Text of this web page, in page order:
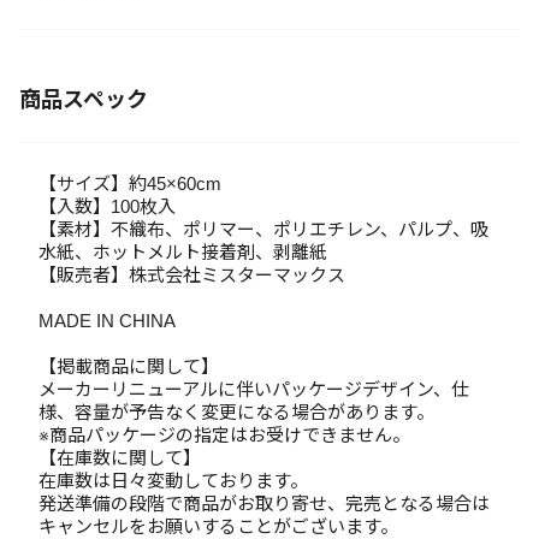
商品スペック
【サイズ】約45×60cm
【入数】100枚入
【素材】不織布、ポリマー、ポリエチレン、パルプ、吸
水紙、ホットメルト接着剤、剥離紙
【販売者】株式会社ミスターマックス
MADE IN CHINA
【掲載商品に関して】
メーカーリニューアルに伴いパッケージデザイン、仕
様、容量が予告なく変更になる場合があります。
※商品パッケージの指定はお受けできません。
【在庫数に関して】
在庫数は日々変動しております。
発送準備の段階で商品がお取り寄せ、完売となる場合は
キャンセルをお願いすることがございます。